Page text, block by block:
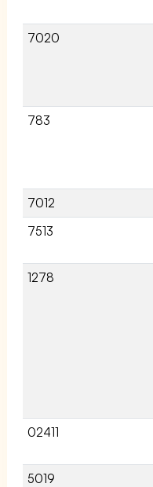
7020
783
7012
7513
1278
02411
5019